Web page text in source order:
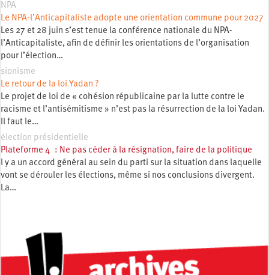
NPA
Le NPA-l’Anticapitaliste adopte une orientation commune pour 2027
Les 27 et 28 juin s’est tenue la conférence nationale du NPA-
l’Anticapitaliste, afin de définir les orientations de l’organisation
pour l’élection…
sionisme
Le retour de la loi Yadan ?
Le projet de loi de « cohésion républicaine par la lutte contre le
racisme et l’antisémitisme » n’est pas la résurrection de la loi Yadan.
Il faut le…
élection présidentielle
Plateforme 4 : Ne pas céder à la résignation, faire de la politique
l y a un accord général au sein du parti sur la situation dans laquelle
vont se dérouler les élections, même si nos conclusions divergent.
La…